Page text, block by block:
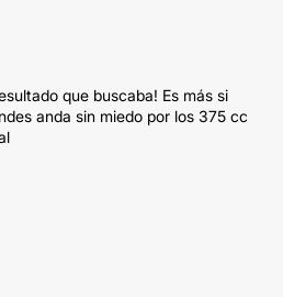
que buscaba! Es más si
anda sin miedo por los 375 cc